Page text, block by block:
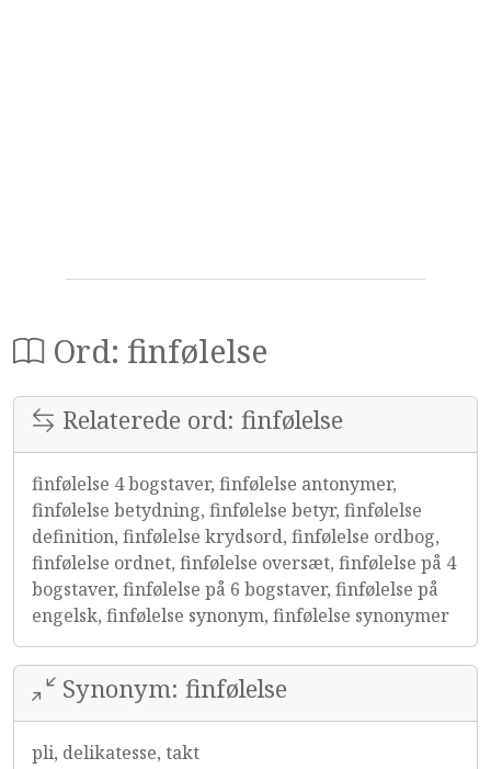
Ord: finfølelse
Relaterede ord: finfølelse
finfølelse 4 bogstaver, finfølelse antonymer,
finfølelse betydning, finfølelse betyr, finfølelse
definition, finfølelse krydsord, finfølelse ordbog,
finfølelse ordnet, finfølelse oversæt, finfølelse på 4
bogstaver, finfølelse på 6 bogstaver, finfølelse på
engelsk, finfølelse synonym, finfølelse synonymer
Synonym: finfølelse
pli, delikatesse, takt